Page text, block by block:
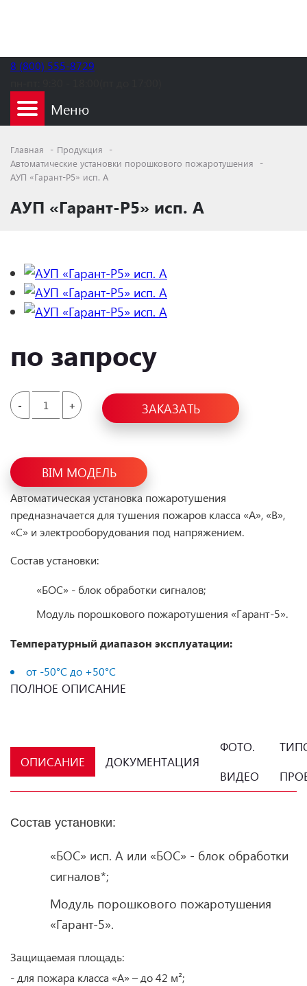
8 (800) 555-8729
Главная
Продукция
Автоматические установки порошкового пожаротушения
АУП «Гарант-Р5» исп. А
АУП «Гарант-Р5» исп. А
по запросу
- + ЗАКАЗАТЬ
BIM МОДЕЛЬ
Автоматическая установка пожаротушения
предназначается для тушения пожаров класса «А», «В»,
«С» и электрооборудования под напряжением.
Состав установки:
«БОС» - блок обработки сигналов;
Модуль порошкового пожаротушения «Гарант-5».
Температурный диапазон эксплуатации:
от -50°С до +50°С
ПОЛНОЕ ОПИСАНИЕ
ОПИСАНИЕ ДОКУМЕНТАЦИЯ
ФОТО.
ВИДЕО
Состав установки:
«БОС» исп. А или «БОС» - блок обработки
сигналов*;
Модуль порошкового пожаротушения
«Гарант-5».
Защищаемая площадь:
- для пожара класса «А» – до 42 м²;